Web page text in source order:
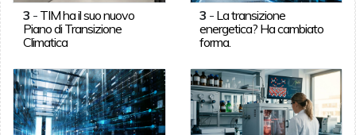
3 - TIM ha il suo nuovo
Piano di Transizione
Climatica
3 - La transizione
energetica? Ha cambiato
forma.